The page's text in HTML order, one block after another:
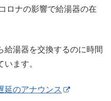
ロナの影響で給湯器の在
給湯器を交換するのに時間
ます。
のアナウンス